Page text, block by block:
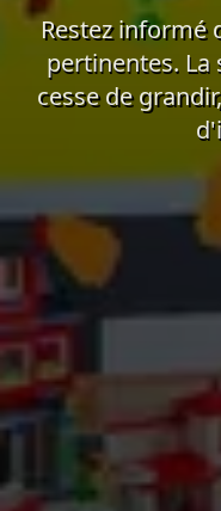
Restez informé
pertinentes. La
cesse de